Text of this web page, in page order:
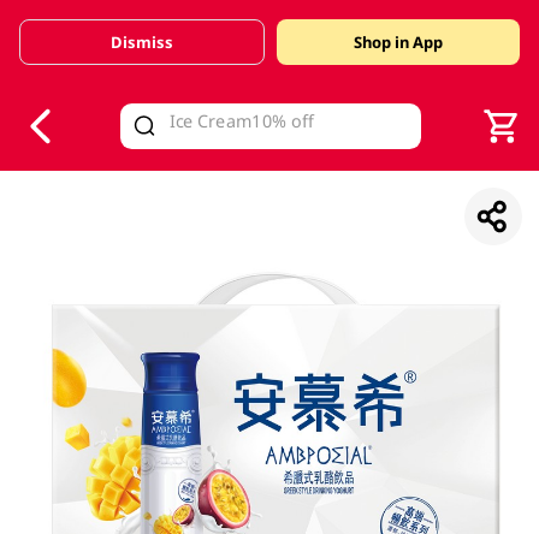
Valid Until 30 June 2026
Dismiss Shop in App